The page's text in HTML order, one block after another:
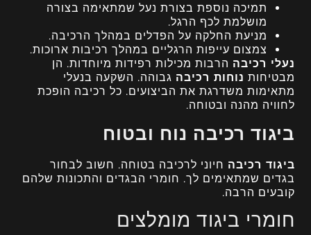
תמיכה נוספת בצורת נעל שמתאימה בצורה
מושלמת לכף הרגל.
מניעת החלקה על הפדלים במהלך הרכיבה.
צמצום עייפות הרגליים במהלך רכיבות ארוכות.
נעלי רכיבה הרבות מכילות רפידות מיוחדות. הן
מבטיחות נוחות רכיבה גבוהה. השקעה בנעלי
מתאימות משדרגת את הביצועים. כל רכיבה הופכת
לחוויה מהנה ובטוחה.
ביגוד רכיבה נוח ובטוח
ביגוד רכיבה חיוני לרכיבה בטוחה. חשוב לבחור
בגדים שמתאימים לך. חומרי הבגדים והתכונות שלהם
קובעים הרבה.
חומרי ביגוד מומלצים